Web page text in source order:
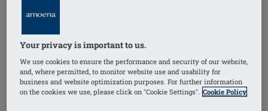
Your privacy is important to us.
We use cookies to ensure the performance and security of our website,
and, where permitted, to monitor website use and usability for
business and website optimization purposes. For further information
on the cookies we use, please click on "Cookie Settings". Cookie Policy